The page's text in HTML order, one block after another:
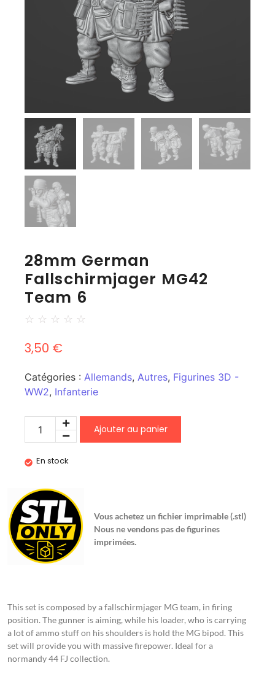
28mm German
Fallschirmjager MG42
Team 6
☆ ☆ ☆ ☆ ☆
3,50 €
Catégories : Allemands, Autres, Figurines 3D -
WW2, Infanterie
Ajouter au panier
En stock
Vous achetez un fichier imprimable (.stl)
Nous ne vendons pas de figurines
imprimées.
This set is composed by a fallschirmjager MG team, in firing
position. The gunner is aiming, while his loader, who is carrying
a lot of ammo stuff on his shoulders is hold the MG bipod. This
set will provide you with massive firepower. Ideal for a
normandy 44 FJ collection.